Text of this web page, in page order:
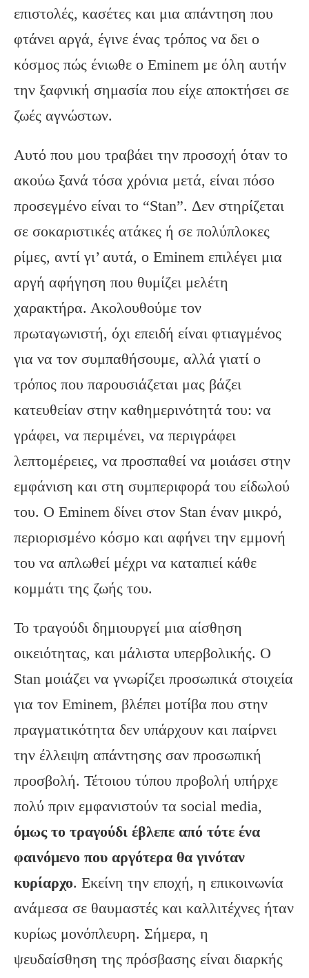
επιστολές, κασέτες και μια απάντηση που
φτάνει αργά, έγινε ένας τρόπος να δει ο
κόσμος πώς ένιωθε ο Eminem με όλη αυτήν
την ξαφνική σημασία που είχε αποκτήσει σε
ζωές αγνώστων.
Αυτό που μου τραβάει την προσοχή όταν το
ακούω ξανά τόσα χρόνια μετά, είναι πόσο
προσεγμένο είναι το “Stan”. Δεν στηρίζεται
σε σοκαριστικές ατάκες ή σε πολύπλοκες
ρίμες, αντί γι’ αυτά, ο Eminem επιλέγει μια
αργή αφήγηση που θυμίζει μελέτη
χαρακτήρα. Ακολουθούμε τον
πρωταγωνιστή, όχι επειδή είναι φτιαγμένος
για να τον συμπαθήσουμε, αλλά γιατί ο
τρόπος που παρουσιάζεται μας βάζει
κατευθείαν στην καθημερινότητά του: να
γράφει, να περιμένει, να περιγράφει
λεπτομέρειες, να προσπαθεί να μοιάσει στην
εμφάνιση και στη συμπεριφορά του είδωλού
του. Ο Eminem δίνει στον Stan έναν μικρό,
περιορισμένο κόσμο και αφήνει την εμμονή
του να απλωθεί μέχρι να καταπιεί κάθε
κομμάτι της ζωής του.
Το τραγούδι δημιουργεί μια αίσθηση
οικειότητας, και μάλιστα υπερβολικής. Ο
Stan μοιάζει να γνωρίζει προσωπικά στοιχεία
για τον Eminem, βλέπει μοτίβα που στην
πραγματικότητα δεν υπάρχουν και παίρνει
την έλλειψη απάντησης σαν προσωπική
προσβολή. Τέτοιου τύπου προβολή υπήρχε
πολύ πριν εμφανιστούν τα social media,
όμως το τραγούδι έβλεπε από τότε ένα
φαινόμενο που αργότερα θα γινόταν
κυρίαρχο. Εκείνη την εποχή, η επικοινωνία
ανάμεσα σε θαυμαστές και καλλιτέχνες ήταν
κυρίως μονόπλευρη. Σήμερα, η
ψευδαίσθηση της πρόσβασης είναι διαρκής